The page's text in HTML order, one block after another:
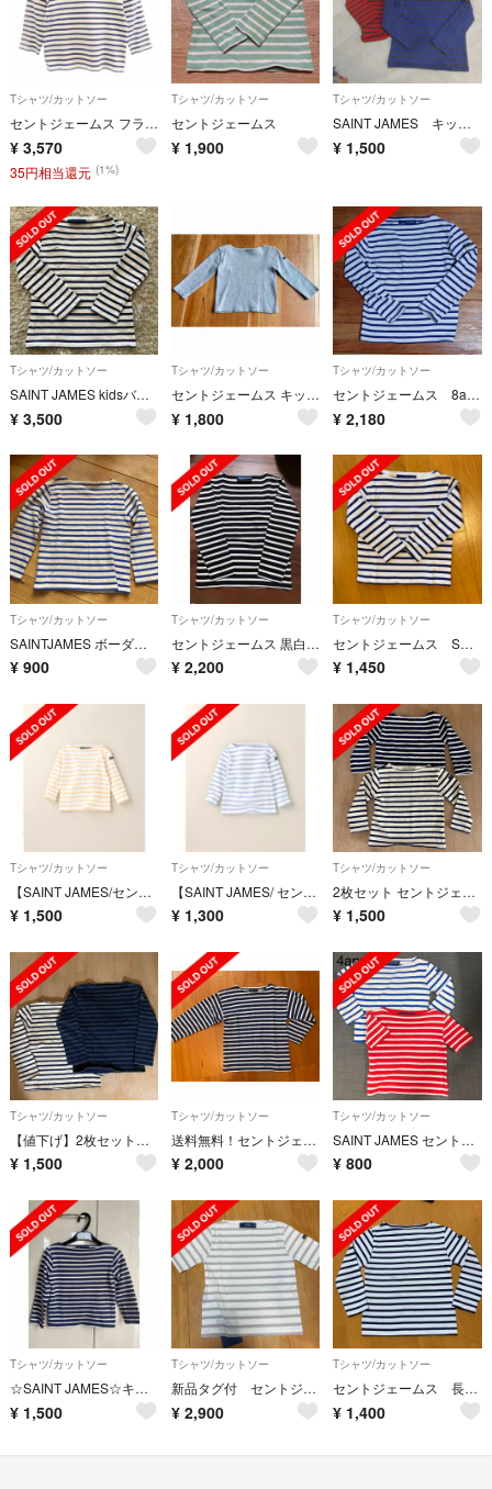
Tシャツ/カットソー
セントジェームス フランス製 ボーダー 長袖 Tシャツ 6anｓ ネイビー系 SAINT JAMES ロンT キッズ
¥ 3,570
35円相当還元 (1%)
Tシャツ/カットソー
セントジェームス
¥ 1,900
Tシャツ/カットソー
SAINT JAMES キッズ 2枚組
¥ 1,500
Tシャツ/カットソー
SAINT JAMES kidsバスクシャツ(koma様)
¥ 3,500
Tシャツ/カットソー
セントジェームス キッズウェッソン
¥ 1,800
Tシャツ/カットソー
セントジェームス 8ans 紺×生成り
¥ 2,180
Tシャツ/カットソー
SAINTJAMES ボーダーTシャツ
¥ 900
Tシャツ/カットソー
セントジェームス 黒白 8ans ほぼ新品
¥ 2,200
Tシャツ/カットソー
セントジェームス SAINT JAMES ボーダーカットソー キッズ
¥ 1,450
Tシャツ/カットソー
【SAINT JAMES/セントジェームス】OUESSANT
¥ 1,500
Tシャツ/カットソー
【SAINT JAMES/ セントジェームス 】OUESSANT baby
¥ 1,300
Tシャツ/カットソー
2枚セット セントジェームス SAINTJAMES キッズ 4ans
¥ 1,500
Tシャツ/カットソー
【値下げ】2枚セット セントジェームス SAINTJAMES カットソー8ans
¥ 1,500
Tシャツ/カットソー
送料無料！セントジェームス ボーダーカットソー 120cm
¥ 2,000
Tシャツ/カットソー
SAINT JAMES セントジェームス 4ans
¥ 800
Tシャツ/カットソー
☆SAINT JAMES☆キッズ男女兼用100〜110cm
¥ 1,500
Tシャツ/カットソー
新品タグ付 セントジェームス カットソー 6A
¥ 2,900
Tシャツ/カットソー
セントジェームス 長袖カットソー
¥ 1,400